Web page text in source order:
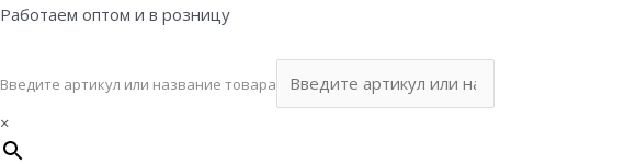
Перейти
Работаем оптом и в розницу
Введите артикул или название товара
×